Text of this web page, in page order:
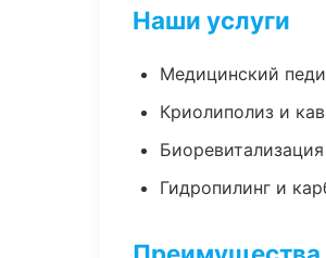
Наши услуги
Медицинский
Криолиполиз и
Гидропилинг и